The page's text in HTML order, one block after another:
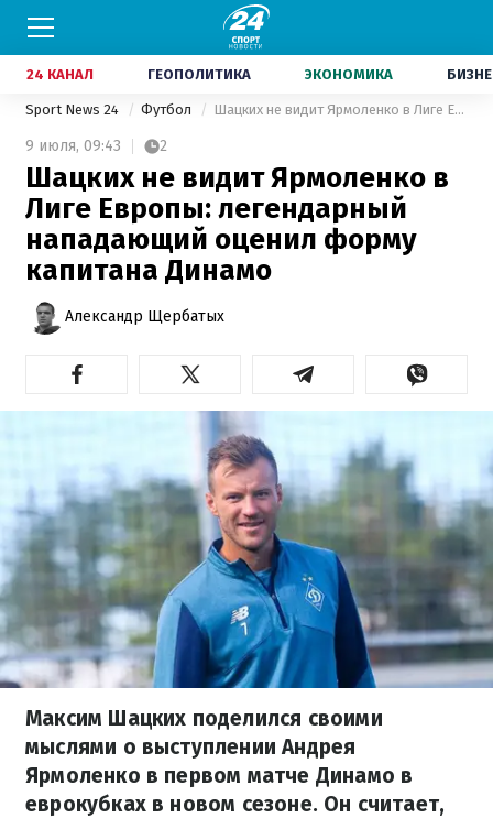
24 КАНАЛ ГЕОПОЛИТИКА ЭКОНОМИКА
Sport News 24 Футбол Шацких не видит Ярмоленко в Лиге Европы: легендарный нападающий оценил форму капитана Динамо
9 июля, 09:43 2
Шацких не видит Ярмоленко в
Лиге Европы: легендарный
нападающий оценил форму
капитана Динамо
Александр Щербатых
Максим Шацких поделился своими
мыслями о выступлении Андрея
Ярмоленко в первом матче Динамо в
еврокубках в новом сезоне. Он считает,